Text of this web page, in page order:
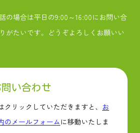
の場合は平日の9:00～16:00にお問い合
がたいです。どうぞよろしくお願いい
い合わせ
クリックしていただきますと、 お
のメールフォームに移動いたしま